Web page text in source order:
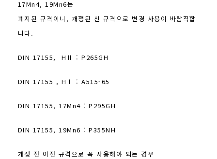
17Mn4, 19Mn6는
폐지된 규격이니, 개정된 신 규격으로 변경 사용이 바람직합
니다.
DIN 17155, HⅡ : P265GH
DIN 17155 , HⅠ : A515-65
DIN 17155, 17Mn4 : P295GH
DIN 17155, 19Mn6 : P355NH
개정 전 이전 규격으로 꼭 사용해야 되는 경우